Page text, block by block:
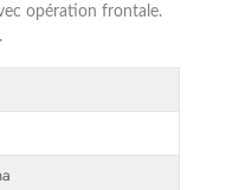
opération frontale.